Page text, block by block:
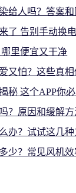
给人吗？答案
了 告别手动换
哪里便宜又干净
又怕？这些真
秘 这个APP你
？原因和缓解方
办？试试这几种
少？常见风机